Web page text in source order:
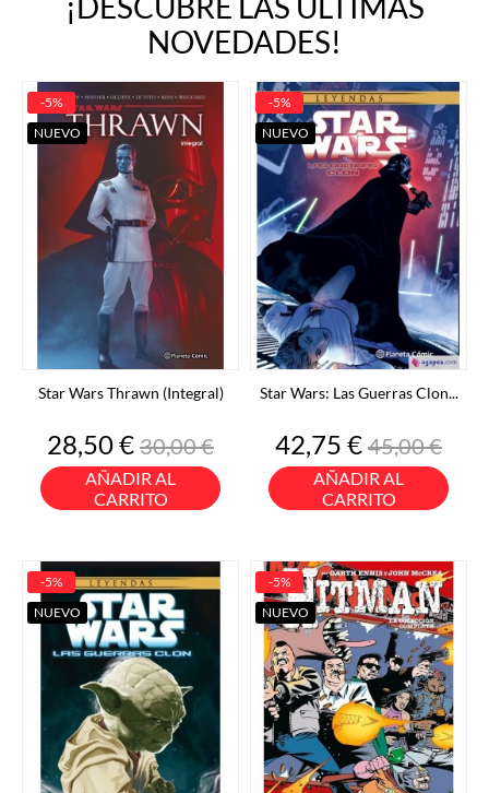
NOVEDADES!
Star Wars Thrawn (Integral)
Precio
28,50 €Precio
base
30,00 €
AÑADIR AL
CARRITO
-5%
NUEVO
Star Wars: Las Guerras Clon...
Precio
42,75 €Precio
base
45,00 €
AÑADIR AL
CARRITO
-5%
NUEVO
-5%
NUEVO
-5%
NUEVO